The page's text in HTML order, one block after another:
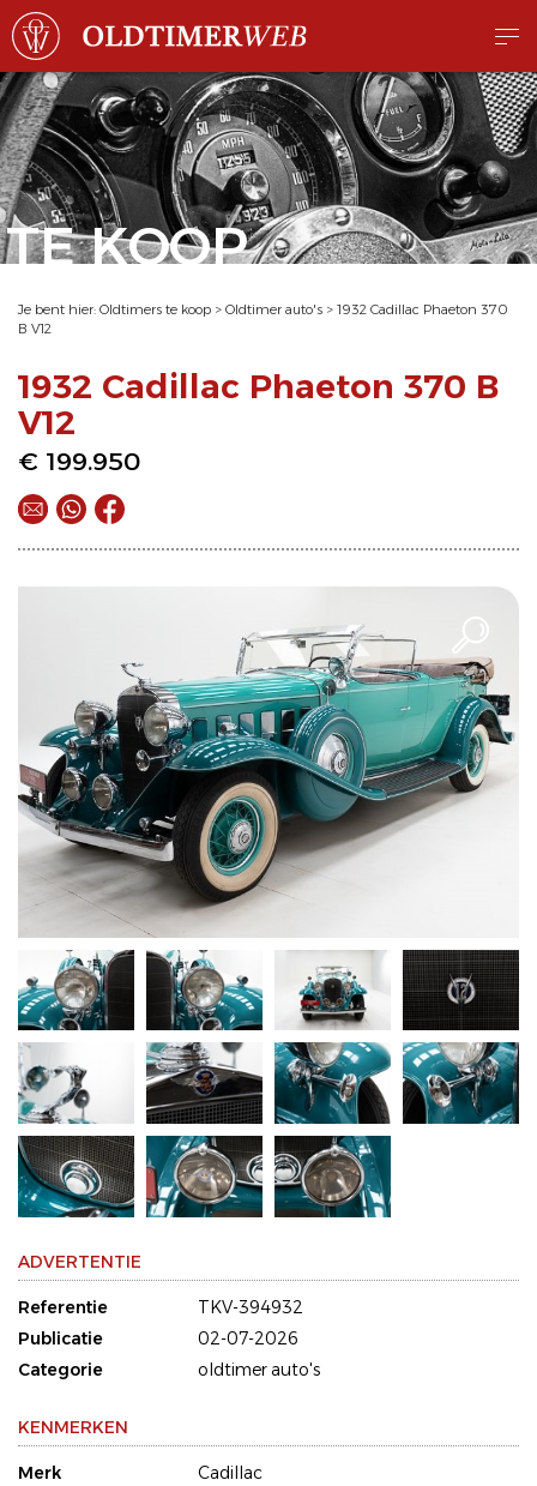
TE KOOP
Je bent hier: Oldtimers te koop > Oldtimer auto's > 1932 Cadillac Phaeton 370
B V12
1932 Cadillac Phaeton 370 B
V12
€ 199.950
ADVERTENTIE
Referentie
TKV-394932
Publicatie
02-07-2026
Categorie
oldtimer auto's
KENMERKEN
Merk
Cadillac